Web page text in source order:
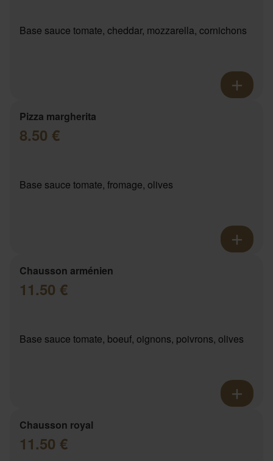
Base sauce tomate, cheddar, mozzarella, cornichons
Pizza margherita
8.50 €
Base sauce tomate, fromage, olives
Chausson arménien
11.50 €
Base sauce tomate, boeuf, oignons, poivrons, olives
Chausson royal
11.50 €